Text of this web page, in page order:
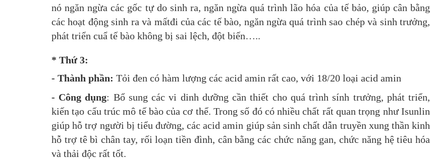
nó ngăn ngừa các gốc tự do sinh ra, ngăn ngừa quá trình lão hóa của tế bảo, giúp cân bằng
các hoạt động sinh ra và mấtđi của các tế bào, ngăn ngừa quá trình sao chép và sinh trưởng,
phát triển cuẩ tế bào không bị sai lệch, đột biến…..
* Thứ 3:
- Thành phần: Tỏi đen có hàm lượng các acid amin rất cao, với 18/20 loại acid amin
- Công dụng: Bổ sung các vi dinh dưỡng cần thiết cho quá trình sính trưởng, phát triển,
kiến tạo cấu trúc mô tế bào của cơ thể. Trong số đó có nhiều chất rất quan trọng như Isunlin
giúp hỗ trợ người bị tiểu đường, các acid amin giúp sản sinh chất dẫn truyền xung thần kinh
hỗ trợ tê bì chân tay, rối loạn tiền đình, cân bằng các chức năng gan, chức năng hệ tiêu hóa
và thải độc rất tốt.